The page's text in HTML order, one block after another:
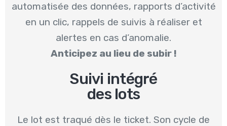
automatisée des données, rapports d’activité
en un clic, rappels de suivis à réaliser et
alertes en cas d’anomalie.
Anticipez au lieu de subir !
Suivi intégré
des lots
Le lot est traqué dès le ticket. Son cycle de